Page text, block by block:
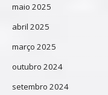
maio 2025
abril 2025
março 2025
outubro 2024
setembro 2024